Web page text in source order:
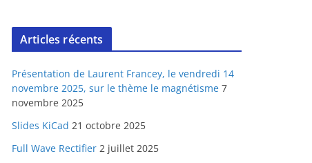
Articles récents
Présentation de Laurent Francey, le vendredi 14
novembre 2025, sur le thème le magnétisme 7
novembre 2025
Slides KiCad 21 octobre 2025
Full Wave Rectifier 2 juillet 2025